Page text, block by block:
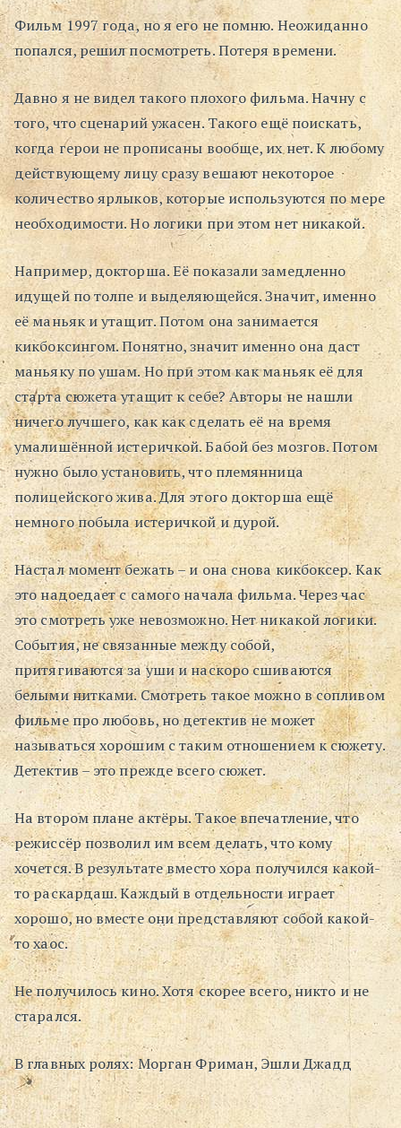
Поиск
Фильм 1997 года, но я его не помню. Неожиданно
попался, решил посмотреть. Потеря времени.
Давно я не видел такого плохого фильма. Начну с
того, что сценарий ужасен. Такого ещё поискать,
когда герои не прописаны вообще, их нет. К любому
действующему лицу сразу вешают некоторое
количество ярлыков, которые используются по мере
необходимости. Но логики при этом нет никакой.
Например, докторша. Её показали замедленно
идущей по толпе и выделяющейся. Значит, именно
её маньяк и утащит. Потом она занимается
кикбоксингом. Понятно, значит именно она даст
маньяку по ушам. Но при этом как маньяк её для
старта сюжета утащит к себе? Авторы не нашли
ничего лучшего, как как сделать её на время
умалишённой истеричкой. Бабой без мозгов. Потом
нужно было установить, что племянница
полицейского жива. Для этого докторша ещё
немного побыла истеричкой и дурой.
Настал момент бежать – и она снова кикбоксер. Как
это надоедает с самого начала фильма. Через час
это смотреть уже невозможно. Нет никакой логики.
События, не связанные между собой,
притягиваются за уши и наскоро сшиваются
белыми нитками. Смотреть такое можно в сопливом
фильме про любовь, но детектив не может
называться хорошим с таким отношением к сюжету.
Детектив – это прежде всего сюжет.
На втором плане актёры. Такое впечатление, что
режиссёр позволил им всем делать, что кому
хочется. В результате вместо хора получился какой-
то раскардаш. Каждый в отдельности играет
хорошо, но вместе они представляют собой какой-
то хаос.
Не получилось кино. Хотя скорее всего, никто и не
старался.
В главных ролях: Морган Фриман, Эшли Джадд